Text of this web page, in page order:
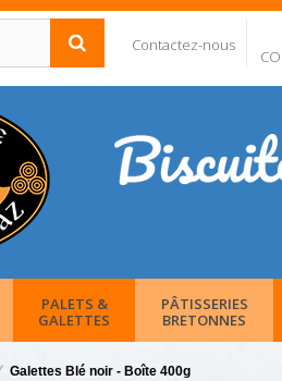
Contactez-nous
PALETS &
GALETTES
PÂTISSERIES
BRETONNES
Galettes Blé noir - Boîte 400g